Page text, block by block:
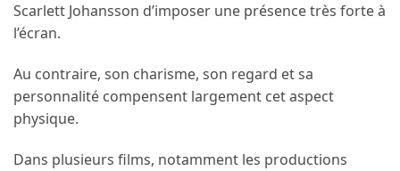
Scarlett Johansson d’imposer une présence très forte à
l’écran.
Au contraire, son charisme, son regard et sa
personnalité compensent largement cet aspect
physique.
Dans plusieurs films, notamment les productions